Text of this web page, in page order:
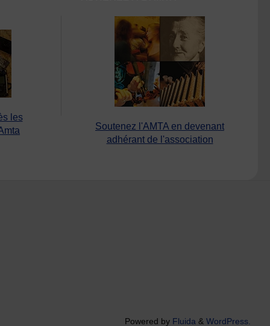
les
Soutenez l'AMTA en devenant
adhérant de l'association
Powered by Fluida & WordPress.